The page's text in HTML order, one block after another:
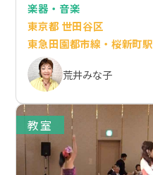
楽器・音楽
東京都 世田谷区
東急田園都市線・桜新町駅
荒井みな子
教室